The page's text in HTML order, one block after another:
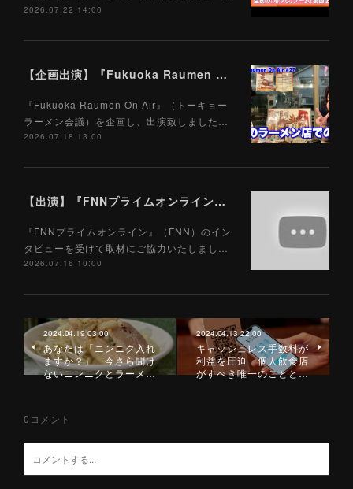
2026.07.22 14:00
【企画出演】『Fukuoka Raumen On Air』（トーキョーラーメン会議）7/18
『Fukuoka Raumen On Air』（トーキョー
ラーメン会議）を企画し、出演致しました…
2026.07.18 13:00
【出演】『FNNプライムオンライン』（FNN）7/16
『FNNプライムオンライン』（FNN）のイン
タビューを受けて取材にご協力いたしまし…
2026.07.16 10:00
2024.04.19 03:00
あなたは「ニンニク入れ
ますか？」 今さら聞け
ないニンニクとラーメ…
2024.04.13 22:00
キャッシュレス手数料が
利益を圧迫 個人飲食店
がすべき唯一のことと…
0 コメント